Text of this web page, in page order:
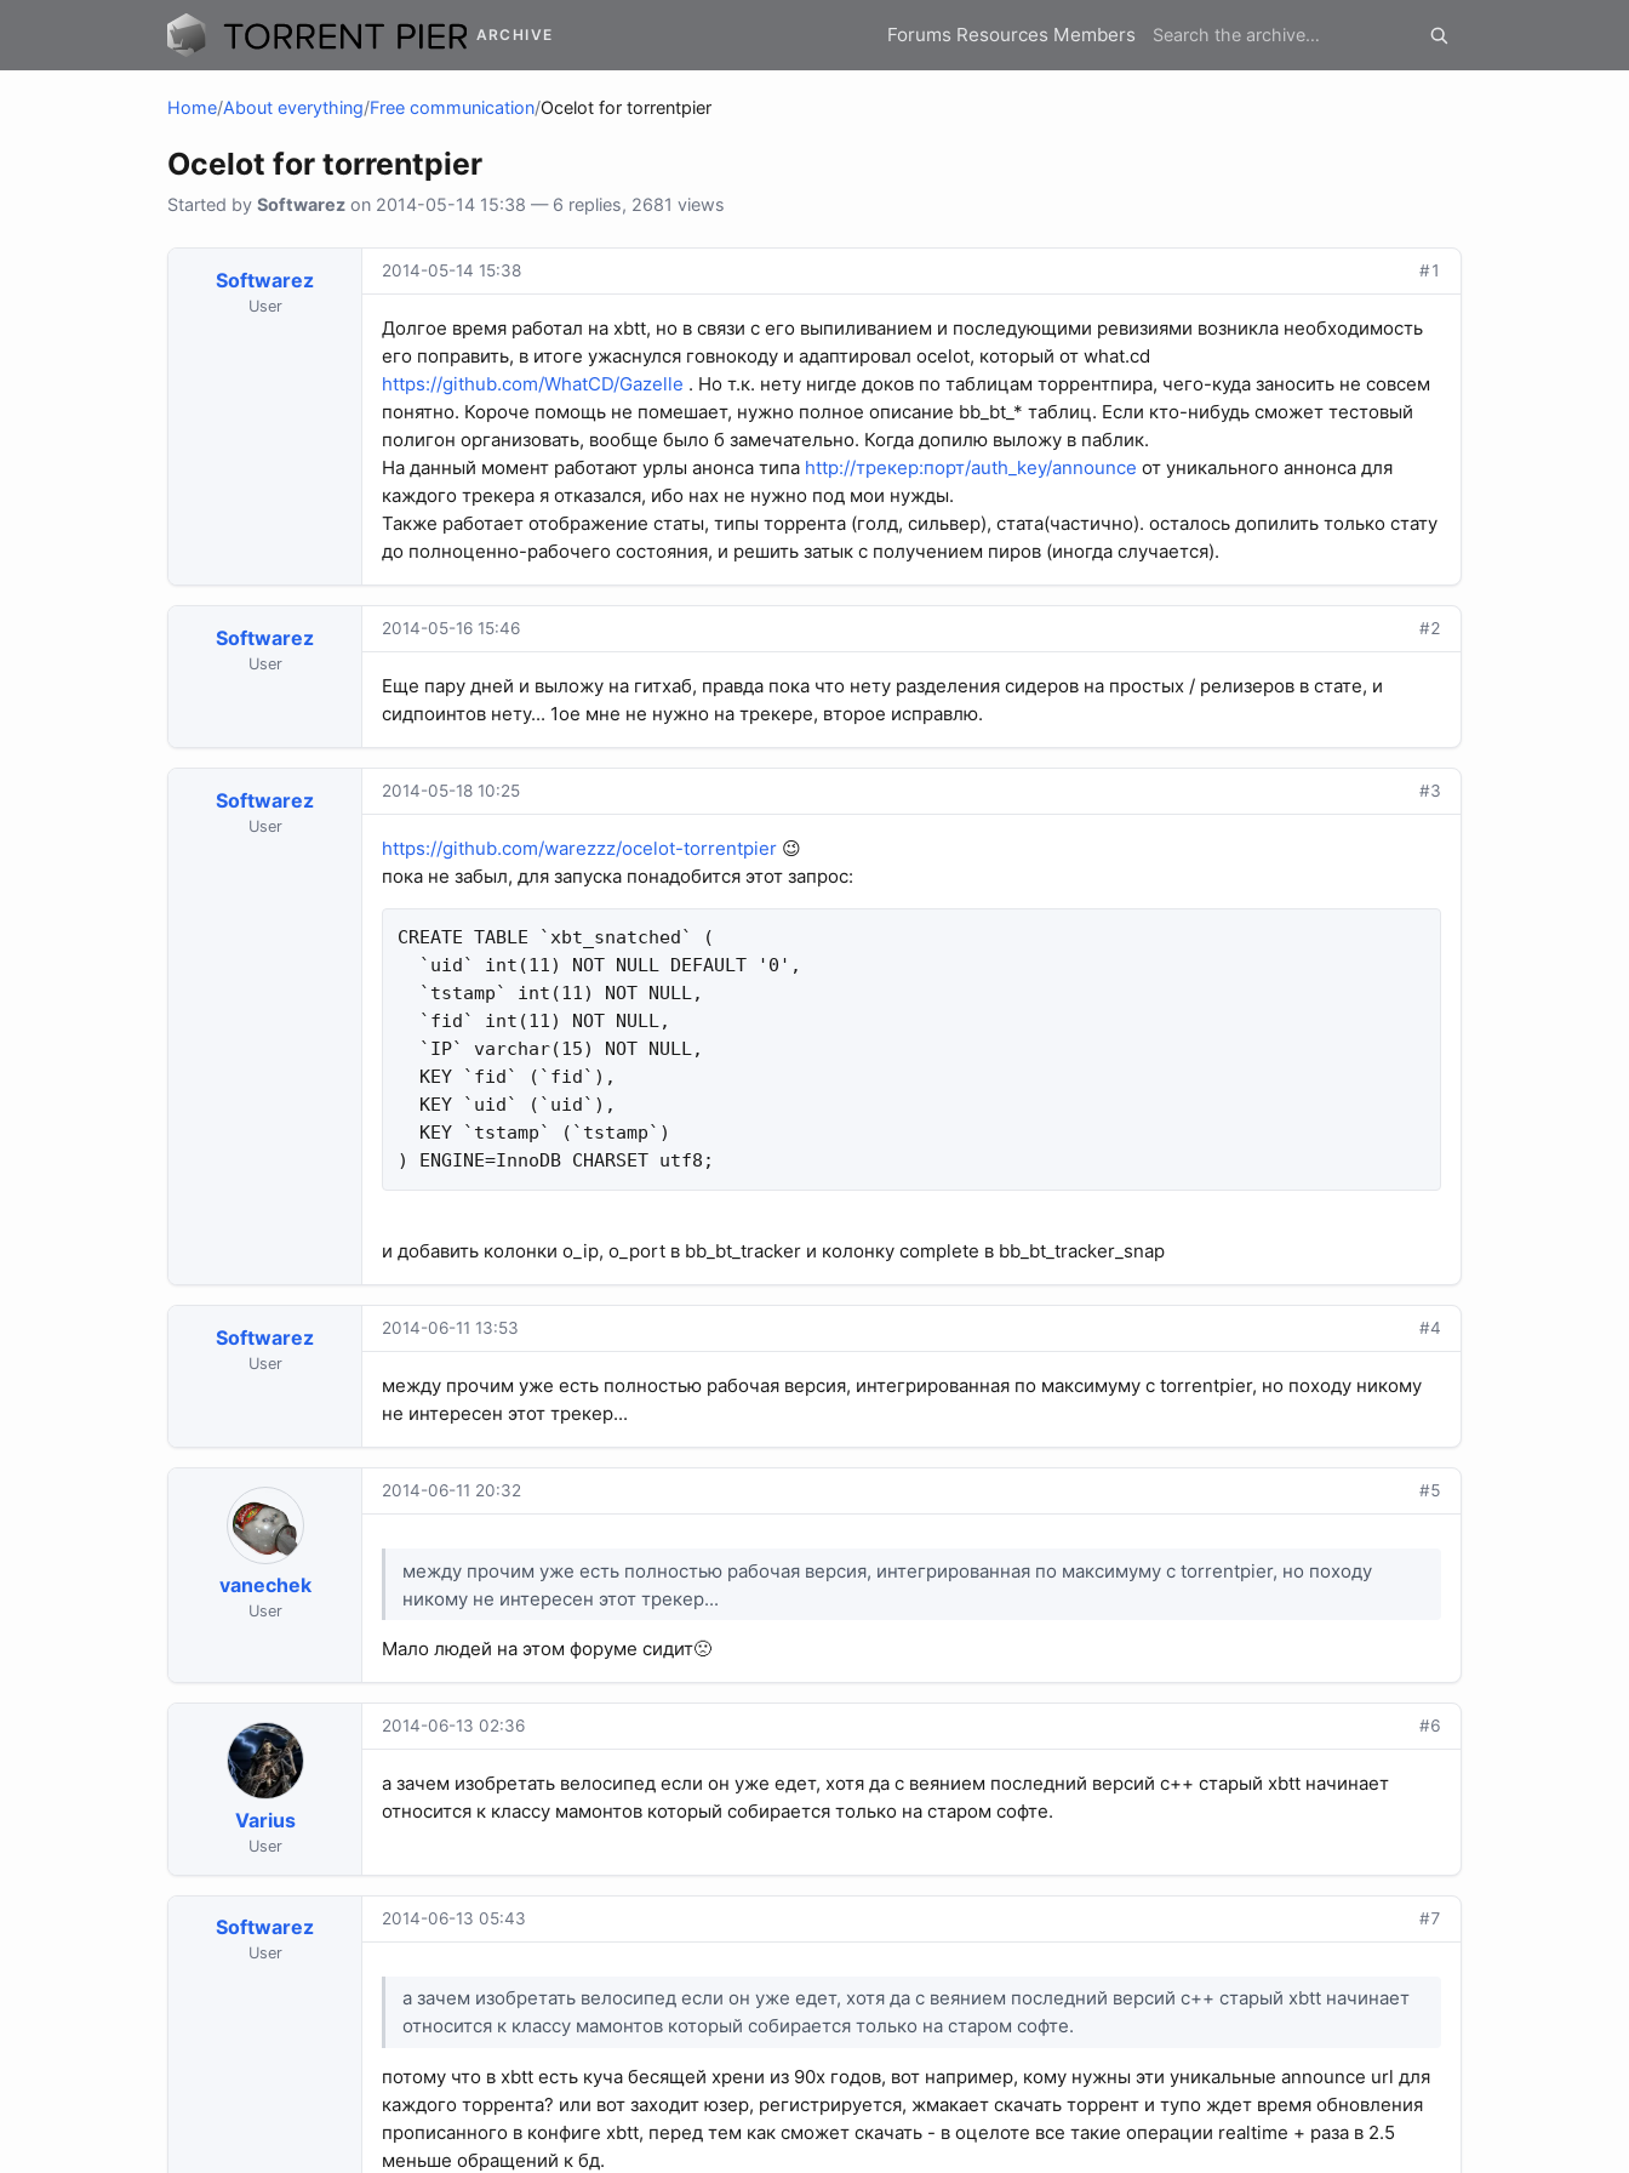
ARCHIVE Forums Resources Members
Home/About everything/Free communication/Ocelot for torrentpier
Ocelot for torrentpier
Started by Softwarez on 2014-05-14 15:38 — 6 replies, 2681 views
Softwarez
User
2014-05-14 15:38 #1
Долгое время работал на xbtt, но в связи с его выпиливанием и последующими ревизиями возникла необходимость
его поправить, в итоге ужаснулся говнокоду и адаптировал ocelot, который от what.cd
https://github.com/WhatCD/Gazelle . Но т.к. нету нигде доков по таблицам торрентпира, чего-куда заносить не совсем
понятно. Короче помощь не помешает, нужно полное описание bb_bt_* таблиц. Если кто-нибудь сможет тестовый
полигон организовать, вообще было б замечательно. Когда допилю выложу в паблик.
На данный момент работают урлы анонса типа http://трекер:порт/auth_key/announce от уникального аннонса для
каждого трекера я отказался, ибо нах не нужно под мои нужды.
Также работает отображение статы, типы торрента (голд, сильвер), стата(частично). осталось допилить только стату
до полноценно-рабочего состояния, и решить затык с получением пиров (иногда случается).
Softwarez
User
2014-05-16 15:46 #2
Еще пару дней и выложу на гитхаб, правда пока что нету разделения сидеров на простых / релизеров в стате, и
сидпоинтов нету... 1ое мне не нужно на трекере, второе исправлю.
Softwarez
User
2014-05-18 10:25 #3
https://github.com/warezzz/ocelot-torrentpier 😉
пока не забыл, для запуска понадобится этот запрос:
CREATE TABLE `xbt_snatched` (
  `uid` int(11) NOT NULL DEFAULT '0',
  `tstamp` int(11) NOT NULL,
  `fid` int(11) NOT NULL,
  `IP` varchar(15) NOT NULL,
  KEY `fid` (`fid`),
  KEY `uid` (`uid`),
  KEY `tstamp` (`tstamp`)
) ENGINE=InnoDB CHARSET utf8;
и добавить колонки o_ip, o_port в bb_bt_tracker и колонку complete в bb_bt_tracker_snap
Softwarez
User
2014-06-11 13:53 #4
между прочим уже есть полностью рабочая версия, интегрированная по максимуму с torrentpier, но походу никому
не интересен этот трекер...
vanechek
User
2014-06-11 20:32 #5
между прочим уже есть полностью рабочая версия, интегрированная по максимуму с torrentpier, но походу
никому не интересен этот трекер...
Мало людей на этом форуме сидит🙁
Varius
User
2014-06-13 02:36 #6
а зачем изобретать велосипед если он уже едет, хотя да с веянием последний версий с++ старый xbtt начинает
относится к классу мамонтов который собирается только на старом софте.
Softwarez
User
2014-06-13 05:43 #7
а зачем изобретать велосипед если он уже едет, хотя да с веянием последний версий с++ старый xbtt начинает
относится к классу мамонтов который собирается только на старом софте.
потому что в xbtt есть куча бесящей хрени из 90х годов, вот например, кому нужны эти уникальные announce url для
каждого торрента? или вот заходит юзер, регистрируется, жмакает скачать торрент и тупо ждет время обновления
прописанного в конфиге xbtt, перед тем как сможет скачать - в оцелоте все такие операции realtime + раза в 2.5
меньше обращений к бд.